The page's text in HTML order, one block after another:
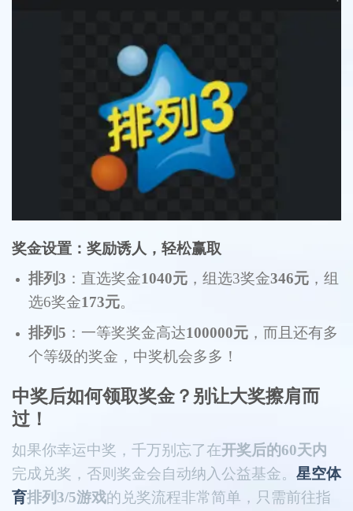
奖金设置：奖励诱人，轻松赢取
排列3 ：直选奖金1040元，组选3奖金346元，组
选6奖金173元。
排列5 ：一等奖奖金高达100000元，而且还有多
个等级的奖金，中奖机会多多！
中奖后如何领取奖金？别让大奖擦肩而
过！
如果你幸运中奖，千万别忘了在开奖后的60天内
完成兑奖，否则奖金会自动纳入公益基金。 星空体
育排列3/5游戏的兑奖流程非常简单，只需前往指